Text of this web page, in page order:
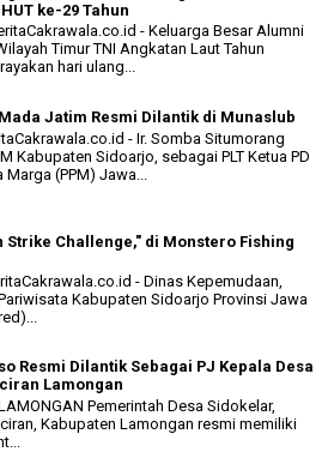
ke-29 Tahun
- Keluarga Besar Alumni
Timur TNI Angkatan Laut Tahun
hari ulang...
Mada Jatim Resmi Dilantik di Munaslub
- Ir. Somba Situmorang
Kabupaten Sidoarjo, sebagai PLT Ketua PD
(PPM) Jawa...
Strike Challenge," di Monstero Fishing
- Dinas Kepemudaan,
Kabupaten Sidoarjo Provinsi Jawa
Resmi Dilantik Sebagai PJ Kepala Desa
Lamongan
Pemerintah Desa Sidokelar,
Kabupaten Lamongan resmi memiliki